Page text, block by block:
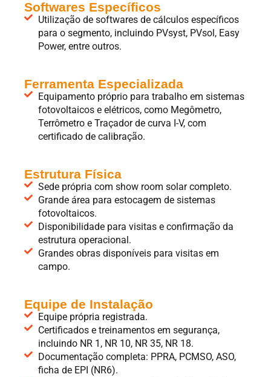
Softwares Específicos
Utilização de softwares de cálculos específicos
para o segmento, incluindo PVsyst, PVsol, Easy
Power, entre outros.
Ferramenta Especializada
Equipamento próprio para trabalho em sistemas
fotovoltaicos e elétricos, como Megômetro,
Terrômetro e Traçador de curva I-V, com
certificado de calibração.
Estrutura Física
Sede própria com show room solar completo.
Grande área para estocagem de sistemas
fotovoltaicos.
Disponibilidade para visitas e confirmação da
estrutura operacional.
Grandes obras disponíveis para visitas em
campo.
Equipe de Instalação
Equipe própria registrada.
Certificados e treinamentos em segurança,
incluindo NR 1, NR 10, NR 35, NR 18.
Documentação completa: PPRA, PCMSO, ASO,
ficha de EPI (NR6).